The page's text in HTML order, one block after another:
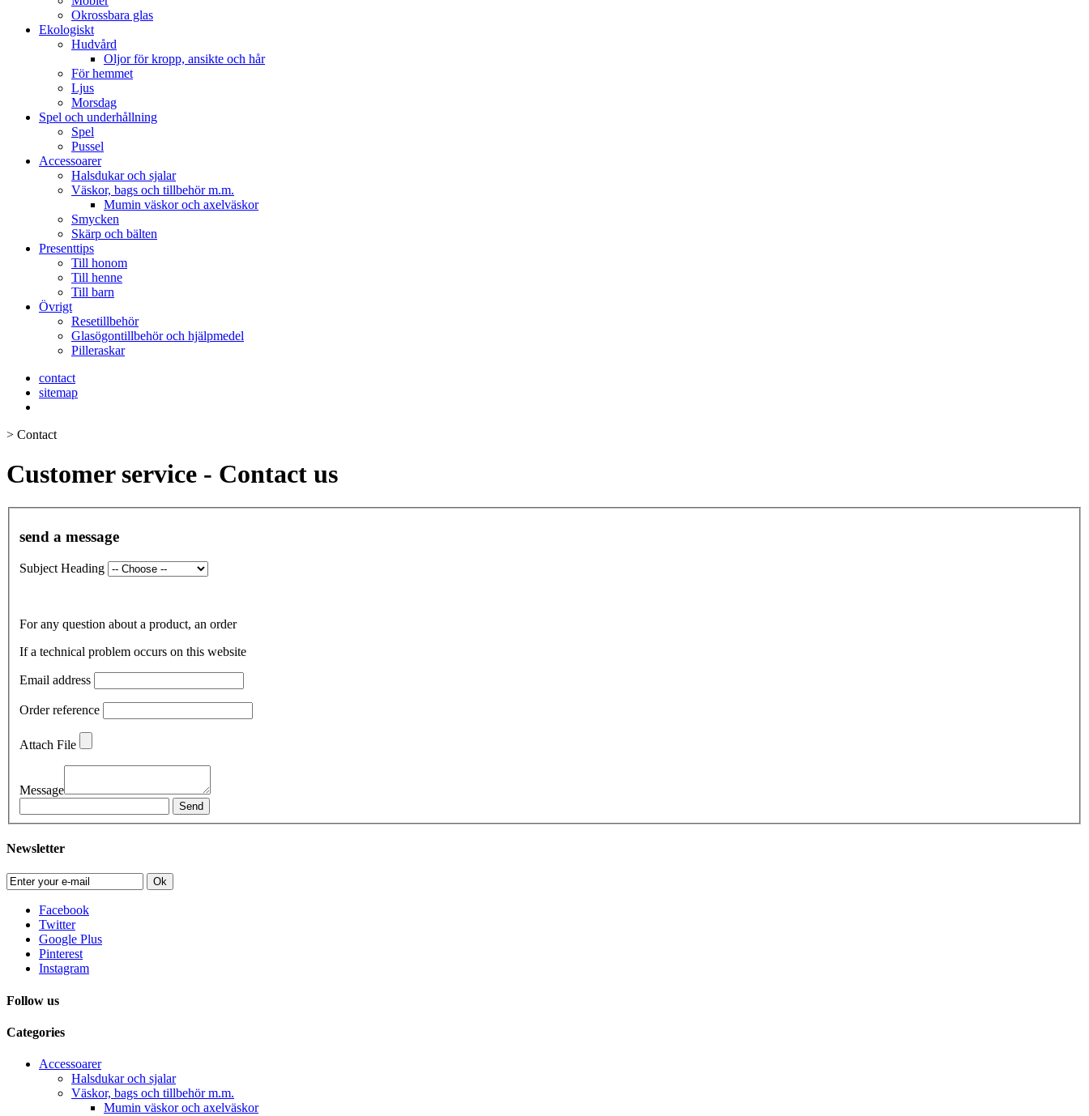
Okrossbara glas
Ekologiskt
Hudvård
Oljor för kropp, ansikte och hår
För hemmet
Ljus
Morsdag
Spel och underhållning
Spel
Pussel
Accessoarer
Halsdukar och sjalar
Väskor, bags och tillbehör m.m.
Mumin väskor och axelväskor
Smycken
Skärp och bälten
Presenttips
Till honom
Till henne
Till barn
Övrigt
Resetillbehör
Glasögontillbehör och hjälpmedel
Pilleraskar
contact
sitemap
> Contact
Customer service - Contact us
send a message
Subject Heading
For any question about a product, an order
If a technical problem occurs on this website
Email address
Order reference
Attach File
Message
Send
Newsletter
Ok
Facebook
Twitter
Google Plus
Pinterest
Instagram
Follow us
Categories
Accessoarer
Halsdukar och sjalar
Väskor, bags och tillbehör m.m.
Mumin väskor och axelväskor